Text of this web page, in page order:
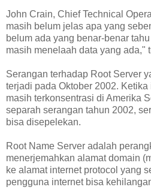
John Crain, Chief Technical
masih belum jelas apa yang
belum ada yang benar-benar
masih menelaah data yang ada,"
Serangan terhadap Root Server
terjadi pada Oktober 2002.
masih terkonsentrasi di Amerika
separah serangan tahun 2002,
bisa disepelekan.
Root Name Server adalah
menerjemahkan alamat domain
ke alamat internet protocol yang
pengguna internet bisa